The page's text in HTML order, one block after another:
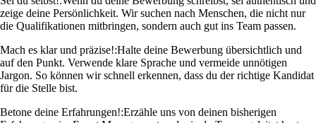
zeige deine Persönlichkeit. Wir suchen nach Menschen, die nicht nur
die Qualifikationen mitbringen, sondern auch gut ins Team passen.
Mach es klar und präzise!:Halte deine Bewerbung übersichtlich und
auf den Punkt. Verwende klare Sprache und vermeide unnötigen
Jargon. So können wir schnell erkennen, dass du der richtige Kandidat
für die Stelle bist.
Betone deine Erfahrungen!:Erzähle uns von deinen bisherigen